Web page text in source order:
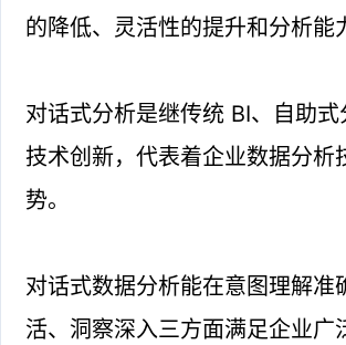
的降低、灵活性的提升和分析能
对话式分析是继传统 BI、自助式
技术创新，代表着企业数据分析
势。
对话式数据分析能在意图理解准
活、洞察深入三方面满足企业广